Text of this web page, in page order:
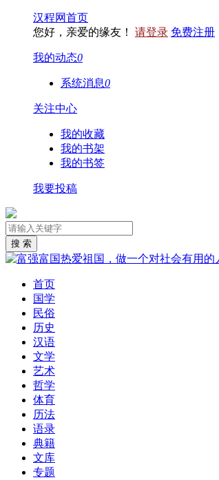
汉程网首页
您好，亲爱的缘友！ 请登录 免费注册
我的动态0
系统消息0
关注中心
我的收藏
我的书架
我的书签
我要投稿
首页
国学
民俗
历史
汉语
文学
艺术
哲学
体育
历法
语录
典籍
文库
专题